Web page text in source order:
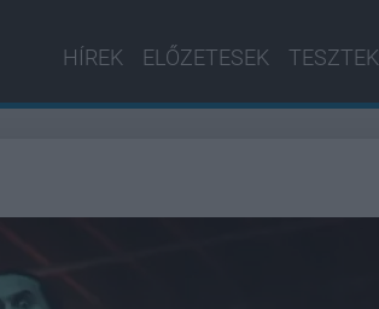
HÍREK ELŐZETESEK TESZTEK